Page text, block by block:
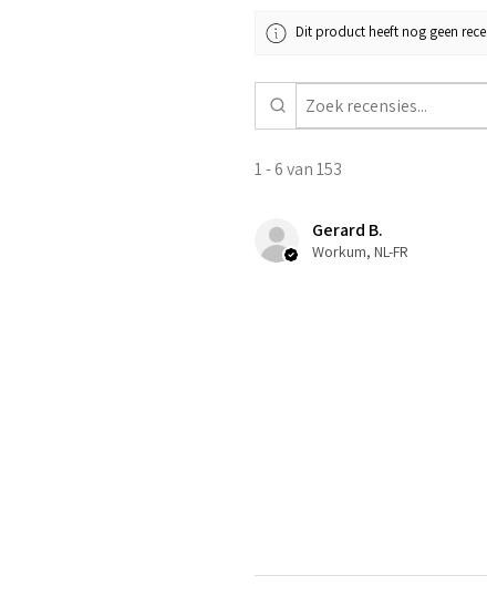
Dit product heeft nog geen
1 - 6 van 153
Gerard B.
Workum, NL-FR